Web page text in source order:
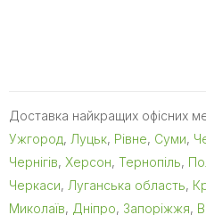
Доставка найкращих офісних
Ужгород, Луцьк, Рівне, Суми,
Чернігів, Херсон, Тернопіль,
Черкаси, Луганська область,
Миколаїв, Дніпро, Запоріжжя,